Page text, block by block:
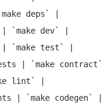
deps` |
`make dev` |
`make test` |
| `make contract` |
lint` |
| `make codegen` |